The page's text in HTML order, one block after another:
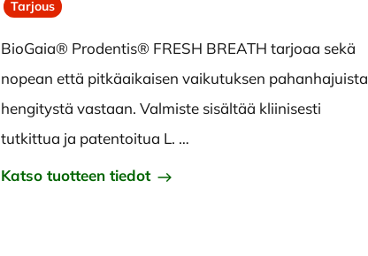
Tarjous
BioGaia® Prodentis® FRESH BREATH tarjoaa sekä
nopean että pitkäaikaisen vaikutuksen pahanhajuista
hengitystä vastaan. Valmiste sisältää kliinisesti
tutkittua ja patentoitua L. …
Katso tuotteen tiedot